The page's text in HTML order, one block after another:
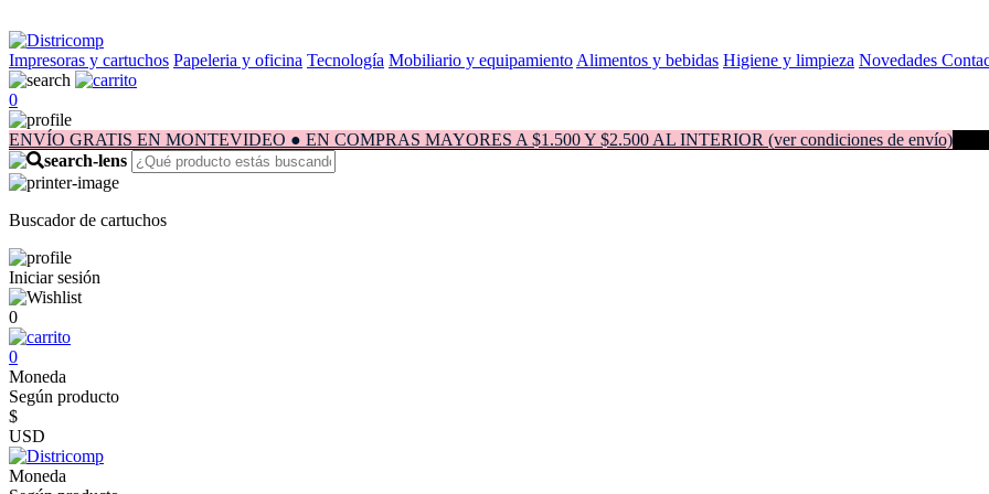
Impresoras y cartuchos Papeleria y oficina Tecnología Mobiliario y equipamiento Alimentos y bebidas Higiene y limpieza Novedades
0
ENVÍO GRATIS EN MONTEVIDEO ● EN COMPRAS MAYORES A $1.500 Y $2.500 AL INTERIOR (ver condiciones de envío)
Buscador de cartuchos
Iniciar sesión
0
0
Moneda
Según producto
$
USD
Moneda